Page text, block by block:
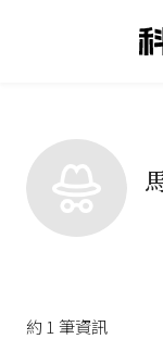
約 1 筆資訊